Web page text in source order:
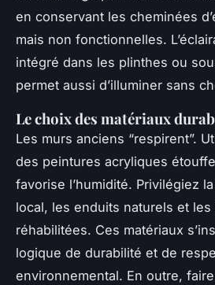
en conservant les cheminées
mais non fonctionnelles.
intégré dans les plinthes ou
permet aussi d’illuminer sans
Le choix des matériaux
Les murs anciens “respirent”.
des peintures acryliques
favorise l’humidité. Privilégiez
local, les enduits naturels et les
réhabilitées. Ces matériaux
logique de durabilité et de
environnemental. En outre,